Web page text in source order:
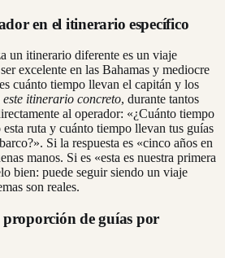
en el itinerario específico
un itinerario diferente es un viaje
excelente en las Bahamas y mediocre
cuánto tiempo llevan el capitán y los
este itinerario concreto, durante tantos
al operador: «¿Cuánto tiempo
ruta y cuánto tiempo llevan tus guías
Si la respuesta es «cinco años en
manos. Si es «esta es nuestra primera
bien: puede seguir siendo un viaje
son reales.
de guías por